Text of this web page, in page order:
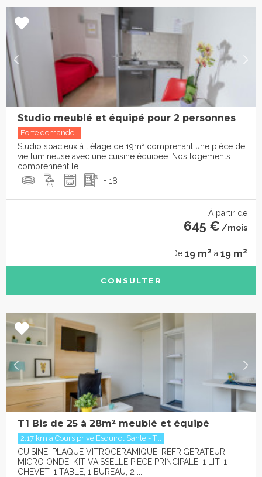
Studio meublé et équipé pour 2 personnes
Forte demande !
Studio spacieux à l'étage de 19m² comprenant une pièce de
vie lumineuse avec une cuisine équipée. Nos logements
comprennent le ...
+ 18
À partir de
645 € /mois
De 19 m2 à 19 m2
CONSULTER
T1 Bis de 25 à 28m² meublé et équipé
2.17 km à Cours privé Esquirol Santé - T...
CUISINE: PLAQUE VITROCERAMIQUE, REFRIGERATEUR,
MICRO ONDE, KIT VAISSELLE PIECE PRINCIPALE: 1 LIT, 1
CHEVET, 1 TABLE, 1 BUREAU, 2 ...